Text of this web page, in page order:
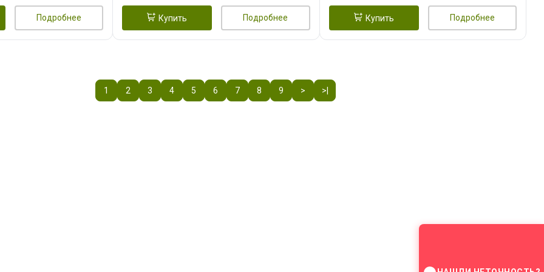
Подробнее Купить Подробнее Купить Подробнее
1 2 3 4 5 6 7 8 9 > >|